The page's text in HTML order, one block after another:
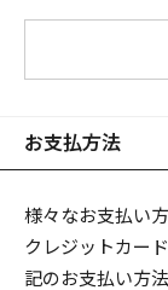
リセ
お支払方法
様々なお支払い
クレジットカー
記のお支払い方